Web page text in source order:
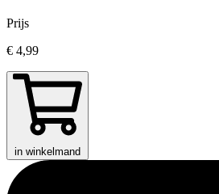
Prijs
€ 4,99
in winkelmand